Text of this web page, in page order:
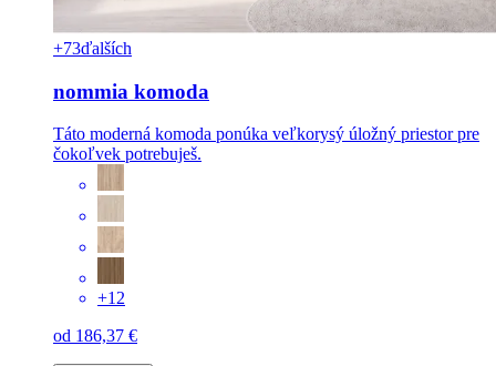
+73ďalších
nommia komoda
Táto moderná komoda ponúka veľkorysý úložný priestor pre
čokoľvek potrebuješ.
+12
od 186,37 €